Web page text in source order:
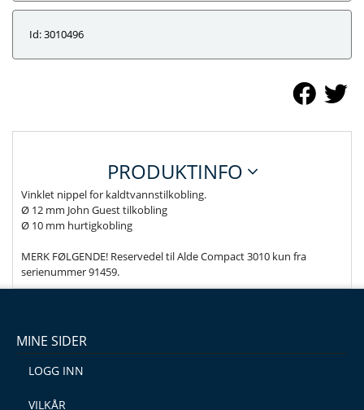
Id: 3010496
PRODUKTINFO
Vinklet nippel for kaldtvannstilkobling.
Ø 12 mm John Guest tilkobling
Ø 10 mm hurtigkobling
MERK FØLGENDE! Reservedel til Alde Compact 3010 kun fra
serienummer 91459.
MINE SIDER
LOGG INN
VILKÅR